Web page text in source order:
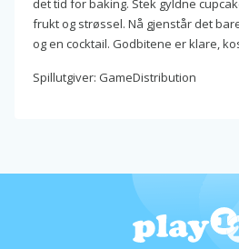
det tid for baking. Stek gyldne
frukt og strøssel. Nå gjenstår det
og en cocktail. Godbitene er klare,
Spillutgiver: GameDistribution